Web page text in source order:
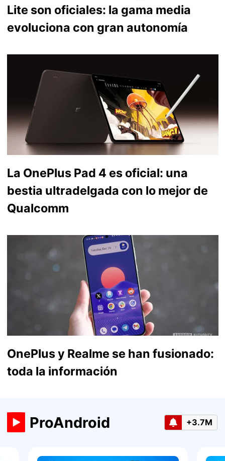
Lite son oficiales: la gama media
evoluciona con gran autonomía
La OnePlus Pad 4 es oficial: una
bestia ultradelgada con lo mejor de
Qualcomm
OnePlus y Realme se han fusionado:
toda la información
ProAndroid +3.7M